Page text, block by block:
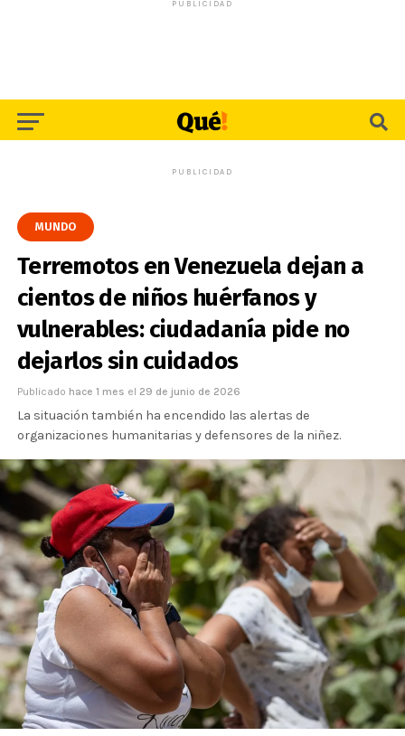
PUBLICIDAD
PUBLICIDAD
MUNDO
Terremotos en Venezuela dejan a
cientos de niños huérfanos y
vulnerables: ciudadanía pide no
dejarlos sin cuidados
Publicado hace 1 mes el 29 de junio de 2026
La situación también ha encendido las alertas de
organizaciones humanitarias y defensores de la niñez.